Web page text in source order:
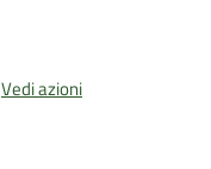
Vedi azioni